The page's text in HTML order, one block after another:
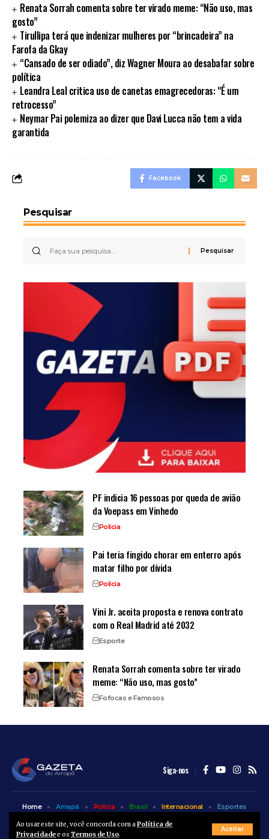
Ao usar este site, você concorda com aPolítica de
Privacidadee os Termos de Uso.
Aceitar
Renata Sorrah comenta sobre ter virado meme: “Não uso, mas
gosto”
Tirullipa terá que indenizar mulheres por “brincadeira” na
Farofa da Gkay
“Cansado de ser odiado”, diz Wagner Moura ao desabafar sobre
política
Leandra Leal critica uso de canetas emagrecedoras: “É um
retrocesso”
Neymar Pai polemiza ao dizer que Davi Lucca não tem a vida
garantida
Facebook
Pesquisar
PF indicia 16 pessoas por queda de avião
da Voepass em Vinhedo
Polícia
Pai teria fingido chorar em enterro após
matar filho por dívida
Polícia
Vini Jr. aceita proposta e renova contrato
com o Real Madrid até 2032
Esporte
Renata Sorrah comenta sobre ter virado
meme: “Não uso, mas gosto”
Fofocas e Famosos
Siga-nos
Home Amapá Polícia Brasil Internacional
Esportes
Bem Estar
Entretenimento